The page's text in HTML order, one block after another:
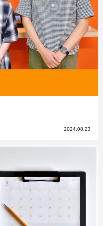
2024.08.23